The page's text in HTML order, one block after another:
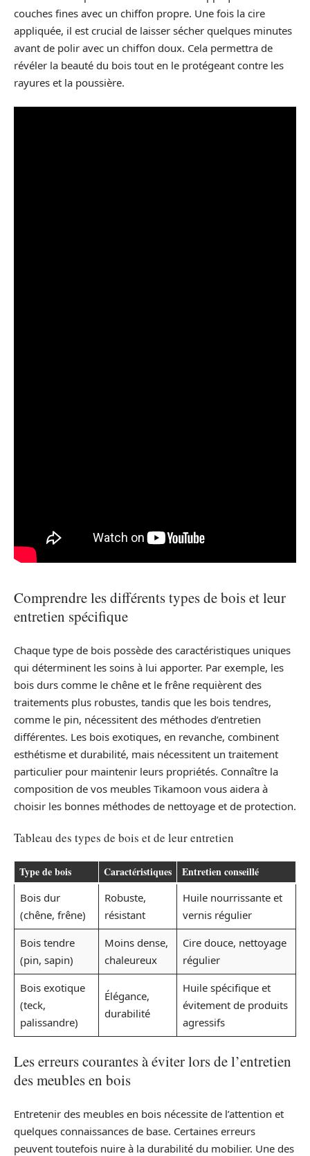
couches fines avec un chiffon propre. Une fois la cire
appliquée, il est crucial de laisser sécher quelques minutes
avant de polir avec un chiffon doux. Cela permettra de
révéler la beauté du bois tout en le protégeant contre les
rayures et la poussière.
Comprendre les différents types de bois et leur
entretien spécifique
Chaque type de bois possède des caractéristiques uniques
qui déterminent les soins à lui apporter. Par exemple, les
bois durs comme le chêne et le frêne requièrent des
traitements plus robustes, tandis que les bois tendres,
comme le pin, nécessitent des méthodes d’entretien
différentes. Les bois exotiques, en revanche, combinent
esthétisme et durabilité, mais nécessitent un traitement
particulier pour maintenir leurs propriétés. Connaître la
composition de vos meubles Tikamoon vous aidera à
choisir les bonnes méthodes de nettoyage et de protection.
Tableau des types de bois et de leur entretien
Type de bois Caractéristiques Entretien conseillé
Bois dur
(chêne, frêne)
Robuste,
résistant
Huile nourrissante et
vernis régulier
Bois tendre
(pin, sapin)
Moins dense,
chaleureux
Cire douce, nettoyage
régulier
Bois exotique
(teck,
palissandre)
Élégance,
durabilité
Huile spécifique et
évitement de produits
agressifs
Les erreurs courantes à éviter lors de l’entretien
des meubles en bois
Entretenir des meubles en bois nécessite de l’attention et
quelques connaissances de base. Certaines erreurs
peuvent toutefois nuire à la durabilité du mobilier. Une des